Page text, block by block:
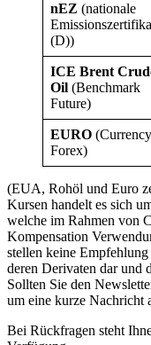
nEZ (nationale
(D))
ICE Brent
Oil (Benchmark
Future)
EURO
Forex)
(EUA, Rohöl und Euro
Kursen handelt es sich
welche im Rahmen von
Kompensation
stellen keine
deren Derivaten dar und
Sollten Sie den
um eine kurze Nachricht
Bei Rückfragen steht